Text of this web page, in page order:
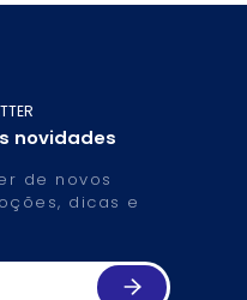
novidades
de novos
dicas e